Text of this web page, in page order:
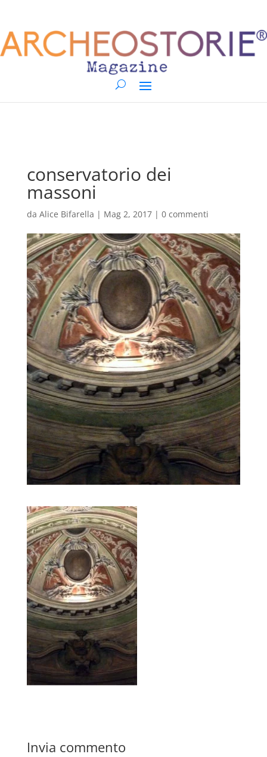
conservatorio dei
massoni
da Alice Bifarella | Mag 2, 2017| 0 commenti
Invia commento